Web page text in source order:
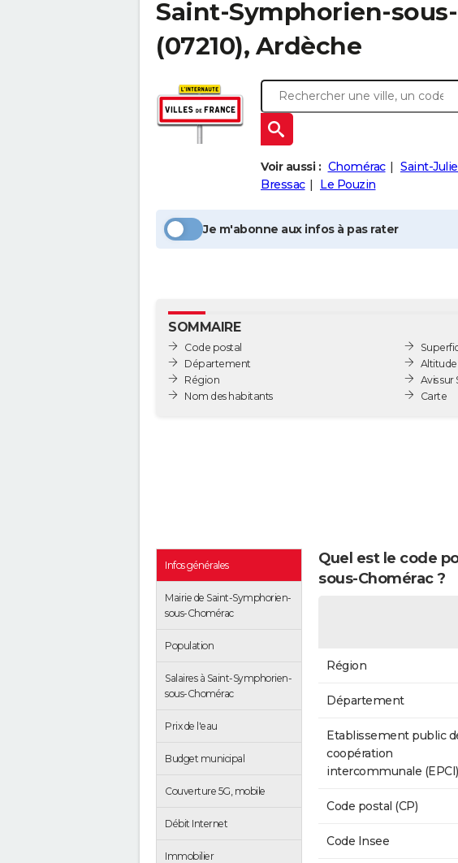
Saint-Symphorien-
(07210), Ardèche
Voir aussi : Chomérac Saint-
Bressac
Le Pouzin
Je m'abonne aux infos à pas rater
SOMMAIRE
Code postal
Département
Région
Nom des habitants
Altitude
Avis
Carte
Infos générales
Mairie de Saint-Symphorien-
sous-Chomérac
Population
Salaires à Saint-Symphorien-
sous-Chomérac
Prix de l'eau
Budget municipal
Couverture 5G, mobile
Débit Internet
Immobilier
Quel est le code
sous-Chomérac ?
Région
Département
Etablissement public
coopération
intercommunale (EPCI)
Code postal (CP)
Code Insee